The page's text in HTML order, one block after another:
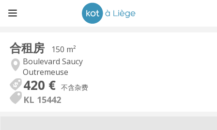
合租房
150 m²
Boulevard Saucy
Outremeuse
420 € 不含杂费
KL 15442